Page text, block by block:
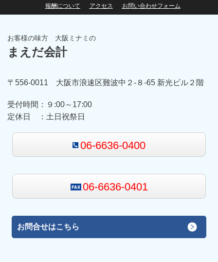
報酬について
アクセス お問い合わせフォーム
お客様の味方 大阪ミナミの
まえだ会計
〒556-0011 大阪市浪速区難波中２-８-65 新光ビル２階
受付時間：
９:00～17:00
定休日 ： 土日祝祭日
06-6636-0400
06-6636-0401
お問合せはこちら